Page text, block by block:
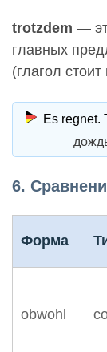
trotzdem —
главных
(глагол
Es regnet.
6.
Форма
obwohl